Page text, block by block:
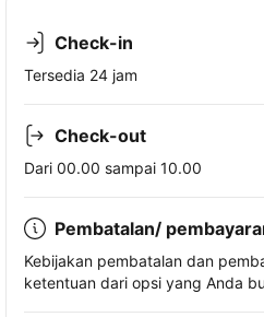
Check-in
Tersedia 24 jam
Check-out
Dari 00.00 sampai 10.00
Pembatalan/
Kebijakan pembatalan dan
ketentuan dari opsi yang Anda